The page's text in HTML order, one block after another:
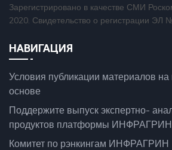
Зарегистрировано в качестве СМИ
2020. Свидетельство о регистрации
НАВИГАЦИЯ
Условия публикации материалов
основе
Поддержите выпуск экспертно-
продуктов платформы ИНФРАГРИН
Комитет по рэнкингам ИНФРАГРИН